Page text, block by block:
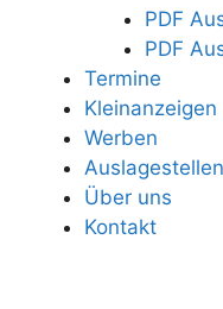
PDF
PDF
Termine
Kleinanzeigen
Werben
Auslagestellen
Über uns
Kontakt